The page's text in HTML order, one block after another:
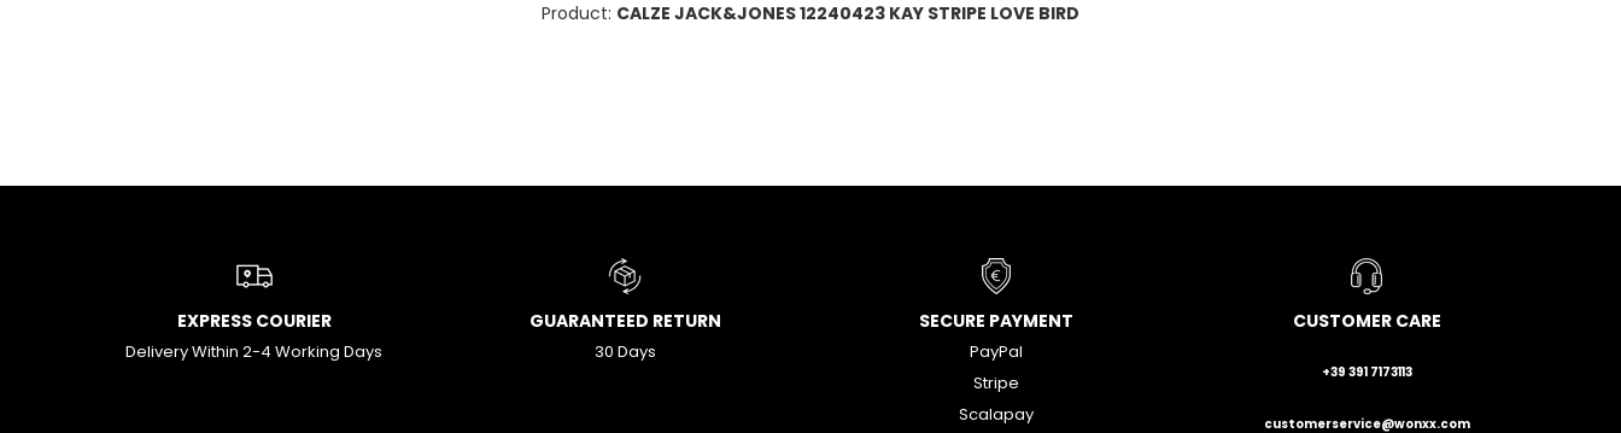
Product: CALZE JACK&JONES 12240423 KAY STRIPE LOVE BIRD
EXPRESS COURIER
Delivery Within 2-4 Working Days
GUARANTEED RETURN
30 Days
SECURE PAYMENT
PayPal
Stripe
Scalapay
CUSTOMER CARE
+39 391 7173113
customerservice@wonxx.com